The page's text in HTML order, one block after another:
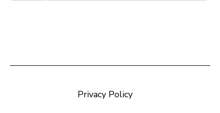
Privacy Policy